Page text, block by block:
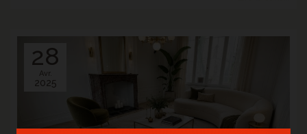
28
Avr.
2025